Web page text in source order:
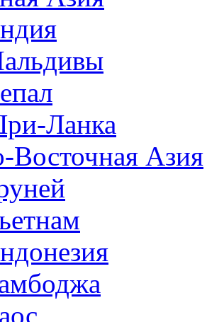
Ланка
Азия